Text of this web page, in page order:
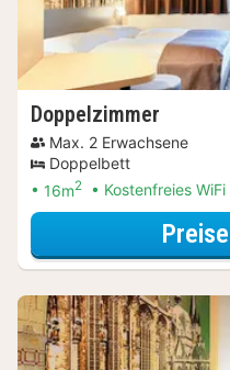
Doppelzimmer
Max. 2 Erwachsene
Doppelbett
16m2 Kostenfreies WiFi